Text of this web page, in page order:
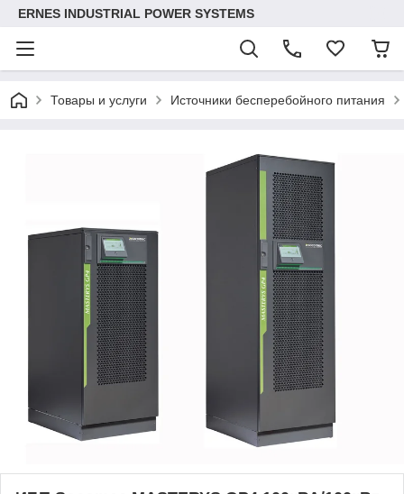
ERNES INDUSTRIAL POWER SYSTEMS
Товары и услуги Источники бесперебойного питания